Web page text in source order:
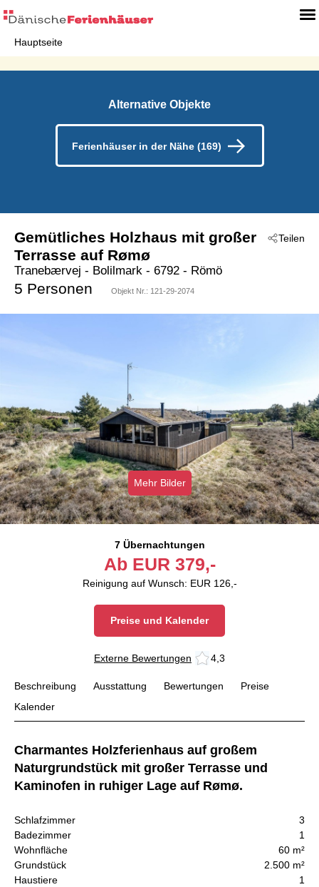
Hauptseite
Alternative Objekte
Ferienhäuser in der Nähe (169)
Teilen
Gemütliches Holzhaus mit großer
Terrasse auf Rømø
Tranebærvej - Bolilmark - 6792 - Römö
5 Personen Objekt Nr.: 121-29-2074
Mehr Bilder
7 Übernachtungen
Ab EUR 379,-
Reinigung auf Wunsch: EUR 126,-
Preise und Kalender
Externe Bewertungen 4,3
Beschreibung Ausstattung Bewertungen
Preise
Kalender
Charmantes Holzferienhaus auf großem
Naturgrundstück mit großer Terrasse und
Kaminofen in ruhiger Lage auf Rømø.
Schlafzimmer
3
Badezimmer
1
Wohnfläche
60 m²
Grundstück
2.500 m²
Haustiere
1